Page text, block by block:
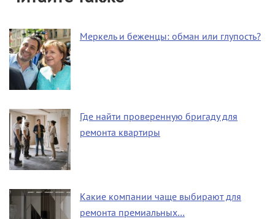
Меркель и беженцы: обман или глупость?
Где найти проверенную бригаду для
ремонта квартиры
Какие компании чаще выбирают для
ремонта премиальных…